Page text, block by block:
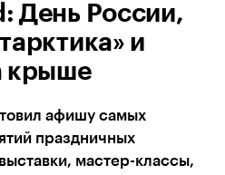
День России,
и
крыше
афишу самых
праздничных
мастер-классы,